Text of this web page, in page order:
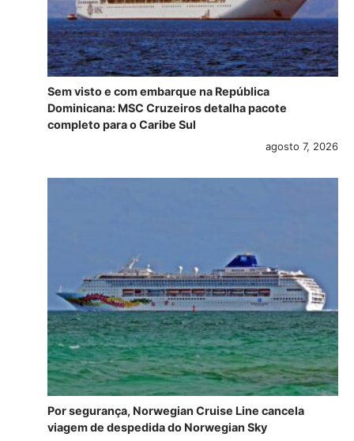
Sem visto e com embarque na República
Dominicana: MSC Cruzeiros detalha pacote
completo para o Caribe Sul
agosto 7, 2026
Por segurança, Norwegian Cruise Line cancela
viagem de despedida do Norwegian Sky